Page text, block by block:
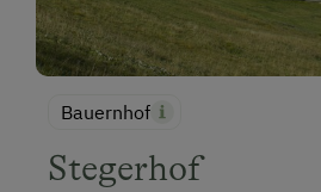
Bauernhof
Stegerhof